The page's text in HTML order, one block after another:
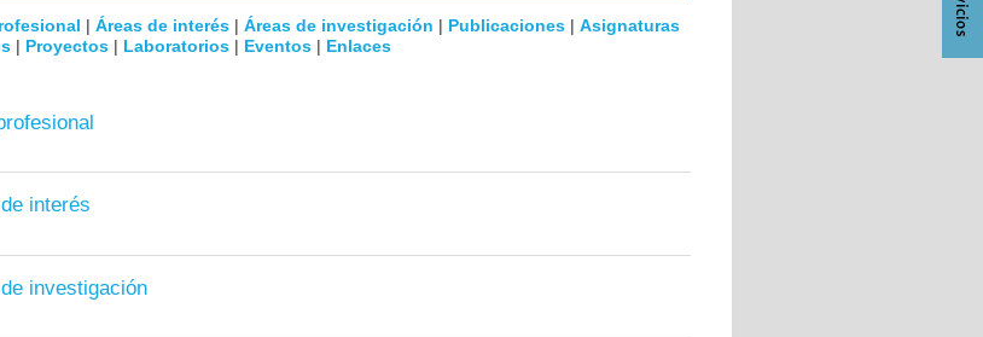
| Áreas de interés | Áreas de investigación | Publicaciones | Asignaturas
| Proyectos | Laboratorios | Eventos | Enlaces
interés
investigación